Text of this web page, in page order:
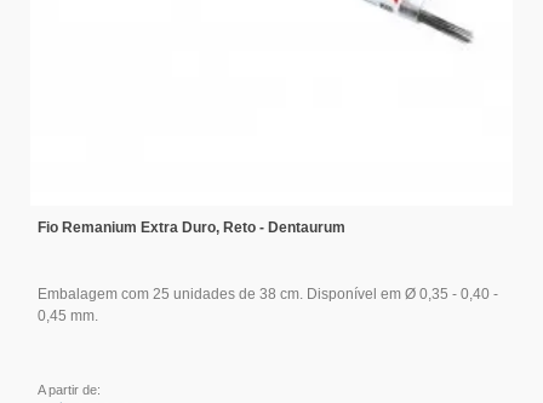
Fio Remanium Extra Duro, Reto - Dentaurum
Embalagem com 25 unidades de 38 cm. Disponível em Ø 0,35 - 0,40 -
0,45 mm.
A partir de: